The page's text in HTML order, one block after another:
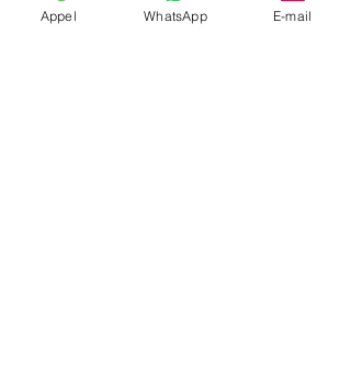
Appel WhatsApp E-mail